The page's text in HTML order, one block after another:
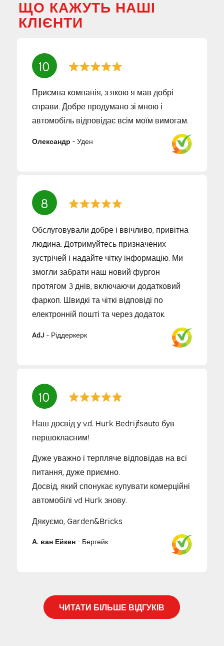
ЩО КАЖУТЬ НАШІ
КЛІЄНТИ
10
Приємна компанія, з якою я мав добрі
справи. Добре продумано зі мною і
автомобіль відповідає всім моїм вимогам.
Олександр - Уден
8
Обслуговували добре і ввічливо, привітна
людина. Дотримуйтесь призначених
зустрічей і надайте чітку інформацію. Ми
змогли забрати наш новий фургон
протягом 3 днів, включаючи додатковий
фаркоп. Швидкі та чіткі відповіді по
електронній пошті та через додаток.
AdJ- Ріддеркерк
10
Наш досвід у v.d. Hurk Bedrijfsauto був
першокласним!
Дуже уважно і терпляче відповідав на всі
питання, дуже приємно.
Досвід, який спонукає купувати комерційні
автомобілі vd Hurk знову.
Дякуємо, Garden&Bricks
А. ван Ейкен- Бергейк
ЧИТАТИ БІЛЬШЕ ВІДГУКІВ